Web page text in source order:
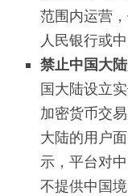
范围内运营
人民银行或
禁止中国大
国大陆设立
加密货币交
大陆的用户
示，平台对
不提供中国